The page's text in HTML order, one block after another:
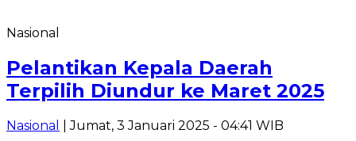
Nasional
Pelantikan Kepala Daerah
Terpilih Diundur ke Maret 2025
Nasional
| Jumat, 3 Januari 2025 - 04:41 WIB